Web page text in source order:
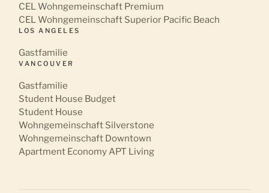
CEL Wohngemeinschaft Premium
CEL Wohngemeinschaft Superior Pacific Beach
LOS ANGELES
Gastfamilie
VANCOUVER
Gastfamilie
Student House Budget
Student House
Wohngemeinschaft Silverstone
Wohngemeinschaft Downtown
Apartment Economy APT Living